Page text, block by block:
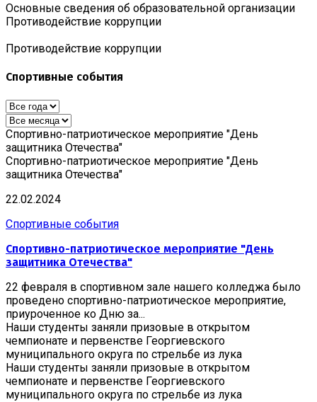
Основные сведения об образовательной организации
Противодействие коррупции
Противодействие коррупции
Спортивные события
Спортивно-патриотическое мероприятие "День
защитника Отечества"
Спортивно-патриотическое мероприятие "День
защитника Отечества"
22.02.2024
Спортивные события
Спортивно-патриотическое мероприятие "День
защитника Отечества"
22 февраля в спортивном зале нашего колледжа было
проведено спортивно-патриотическое мероприятие,
приуроченное ко Дню за...
Наши студенты заняли призовые в открытом
чемпионате и первенстве Георгиевского
муниципального округа по стрельбе из лука
Наши студенты заняли призовые в открытом
чемпионате и первенстве Георгиевского
муниципального округа по стрельбе из лука